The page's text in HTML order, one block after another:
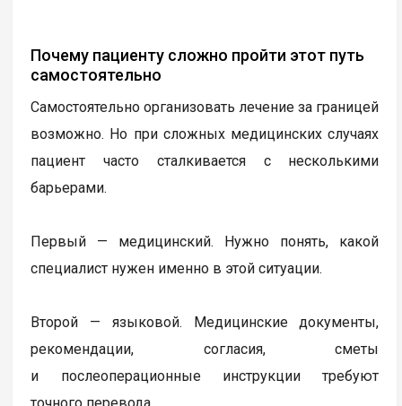
Почему пациенту сложно пройти этот путь
самостоятельно
Самостоятельно организовать лечение за границей
возможно. Но при сложных медицинских случаях
пациент часто сталкивается с несколькими
барьерами.
Первый — медицинский. Нужно понять, какой
специалист нужен именно в этой ситуации.
Второй — языковой. Медицинские документы,
рекомендации, согласия, сметы
и послеоперационные инструкции требуют